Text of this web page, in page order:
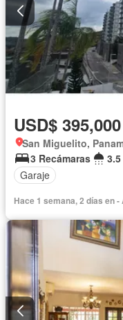
USD$ 395,000
San Miguelito,
3 Recámaras
Garaje
Hace 1 semana, 2 días en